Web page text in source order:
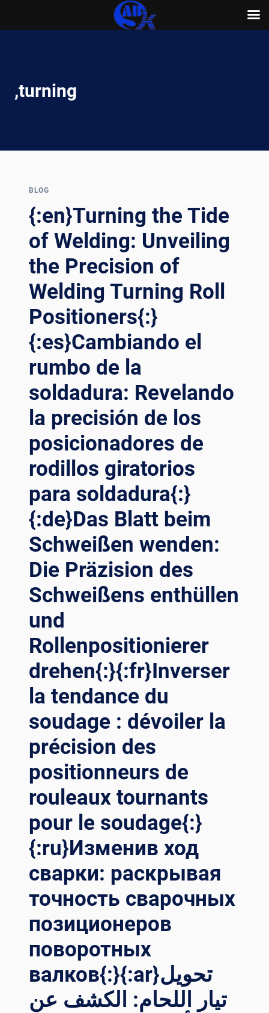
,turning
BLOG
{:en}Turning the Tide
of Welding: Unveiling
the Precision of
Welding Turning Roll
Positioners{:}
{:es}Cambiando el
rumbo de la
soldadura: Revelando
la precisión de los
posicionadores de
rodillos giratorios
para soldadura{:}
{:de}Das Blatt beim
Schweißen wenden:
Die Präzision des
Schweißens enthüllen
und
Rollenpositionierer
drehen{:}{:fr}Inverser
la tendance du
soudage : dévoiler la
précision des
positionneurs de
rouleaux tournants
pour le soudage{:}
{:ru}Изменив ход
сварки: раскрывая
точность сварочных
позиционеров
поворотных
валков{:}{:ar}تحويل
تيار اللحام: الكشف عن